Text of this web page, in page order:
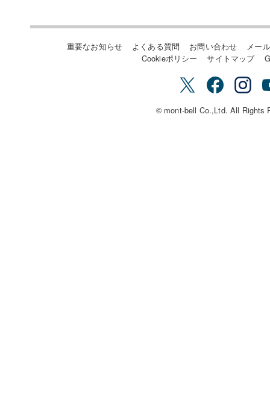
重要なお知らせ よくある質問 お問い合わせ
メー
Cookieポリシー
サイトマップ
© mont-bell Co.,Ltd. All Rights